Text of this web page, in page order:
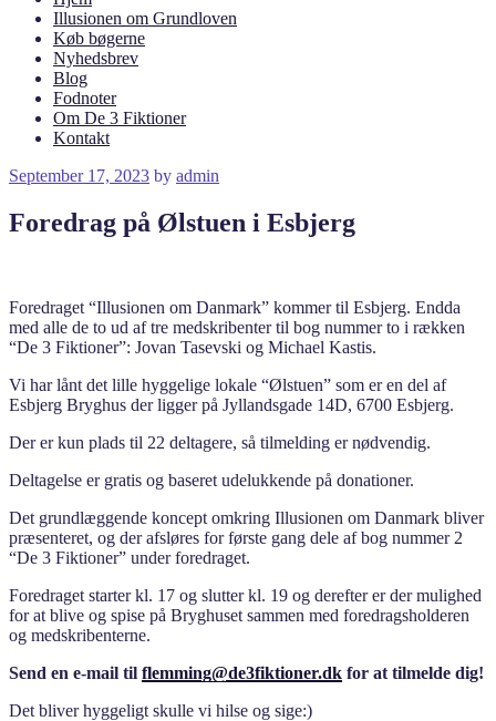
Illusionen om Grundloven
Køb bøgerne
Nyhedsbrev
Blog
Fodnoter
Om De 3 Fiktioner
Kontakt
Posted
September 17, 2023 by admin
Foredrag på Ølstuen i Esbjerg
Foredraget “Illusionen om Danmark” kommer til Esbjerg. Endda
med alle de to ud af tre medskribenter til bog nummer to i rækken
“De 3 Fiktioner”: Jovan Tasevski og Michael Kastis.
Vi har lånt det lille hyggelige lokale “Ølstuen” som er en del af
Esbjerg Bryghus der ligger på Jyllandsgade 14D, 6700 Esbjerg.
Der er kun plads til 22 deltagere, så tilmelding er nødvendig.
Deltagelse er gratis og baseret udelukkende på donationer.
Det grundlæggende koncept omkring Illusionen om Danmark bliver
præsenteret, og der afsløres for første gang dele af bog nummer 2
“De 3 Fiktioner” under foredraget.
Foredraget starter kl. 17 og slutter kl. 19 og derefter er der mulighed
for at blive og spise på Bryghuset sammen med foredragsholderen
og medskribenterne.
Send en e-mail til flemming@de3fiktioner.dk for at tilmelde dig!
Det bliver hyggeligt skulle vi hilse og sige:)